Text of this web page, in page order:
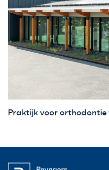
Praktijk voor orthodontie